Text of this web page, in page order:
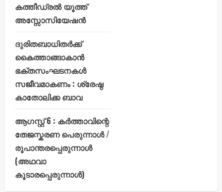
കത്തീഡ്രൽ യൂത്ത്
അസ്സോസിയേഷൻ
ദുരിതബാധിതർക്ക്
കൈത്താങ്ങാകാൻ
ഭക്തസംഘടനകൾ
സജീവമാകണം : ശ്രേഷ്ഠ
കാതോലിക്ക ബാവ
ആഗസ്റ്റ് 6 : കർത്താവിന്റെ
തേജസ്കരണ പെരുന്നാൾ /
രൂപാന്തരപ്പെരുന്നാൾ
(അഥവാ
കൂടാരപ്പെരുന്നാൾ)